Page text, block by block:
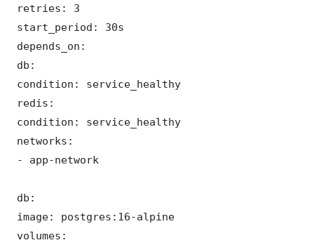
retries: 3
start_period: 30s
depends_on:
db:
condition: service_healthy
redis:
condition: service_healthy
networks:
- app-network
db:
image: postgres:16-alpine
volumes: